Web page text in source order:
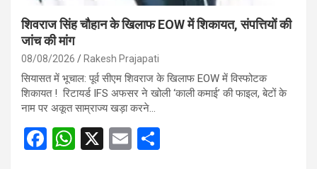
शिवराज सिंह चौहान के खिलाफ EOW में शिकायत, संपत्तियों की
जांच की मांग
08/08/2026 Rakesh Prajapati
सियासत में भूचाल: पूर्व सीएम शिवराज के खिलाफ EOW में विस्फोटक
शिकायत ! रिटायर्ड IFS अफसर ने खोली ‘काली कमाई’ की फाइल, बेटों के
नाम पर अकूत साम्राज्य खड़ा करने…
F
W X
E